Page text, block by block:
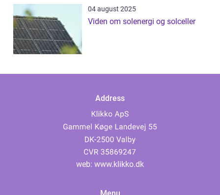
04 august 2025
Viden om solenergi og solceller
Address
web: www.klikko.dk